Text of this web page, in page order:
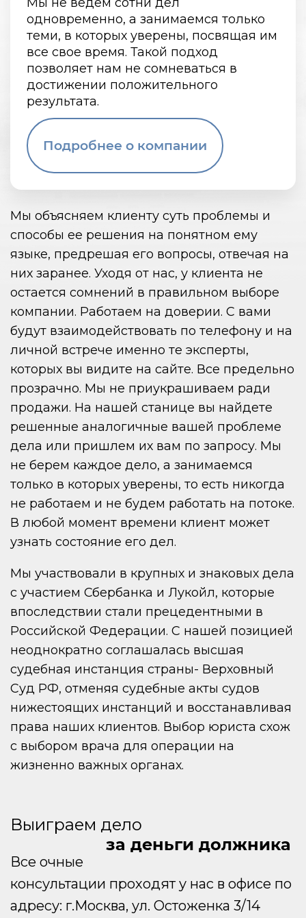
одновременно, а занимаемся только
теми, в которых уверены, посвящая им
все свое время. Такой подход
позволяет нам не сомневаться в
достижении положительного
результата.
Подробнее о компании
Мы объясняем клиенту суть проблемы и
способы ее решения на понятном ему
языке, предрешая его вопросы, отвечая на
них заранее. Уходя от нас, у клиента не
остается сомнений в правильном выборе
компании. Работаем на доверии. С вами
будут взаимодействовать по телефону и на
личной встрече именно те эксперты,
которых вы видите на сайте. Все предельно
прозрачно. Мы не приукрашиваем ради
продажи. На нашей станице вы найдете
решенные аналогичные вашей проблеме
дела или пришлем их вам по запросу. Мы
не берем каждое дело, а занимаемся
только в которых уверены, то есть никогда
не работаем и не будем работать на потоке.
В любой момент времени клиент может
узнать состояние его дел.
Мы участвовали в крупных и знаковых дела
с участием Сбербанка и Лукойл, которые
впоследствии стали прецедентными в
Российской Федерации. С нашей позицией
неоднократно соглашалась высшая
судебная инстанция страны- Верховный
Суд РФ, отменяя судебные акты судов
нижестоящих инстанций и восстанавливая
права наших клиентов. Выбор юриста схож
с выбором врача для операции на
жизненно важных органах.
Выиграем дело
за деньги должника
Все очные
консультации проходят у нас в офисе по
адресу: г.Москва, ул. Остоженка 3/14